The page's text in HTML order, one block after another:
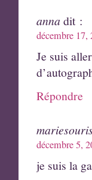
anna dit :
décembre 17,
Je suis
Répondre
décembre 5,
je suis la